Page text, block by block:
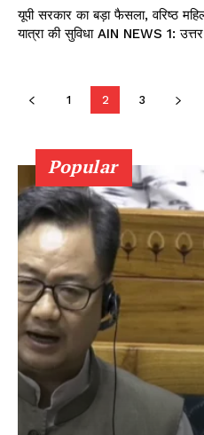
यूपी सरकार का बड़ा फैसला, वरिष्ठ
यात्रा की सुविधा AIN
1 2 3
Popular